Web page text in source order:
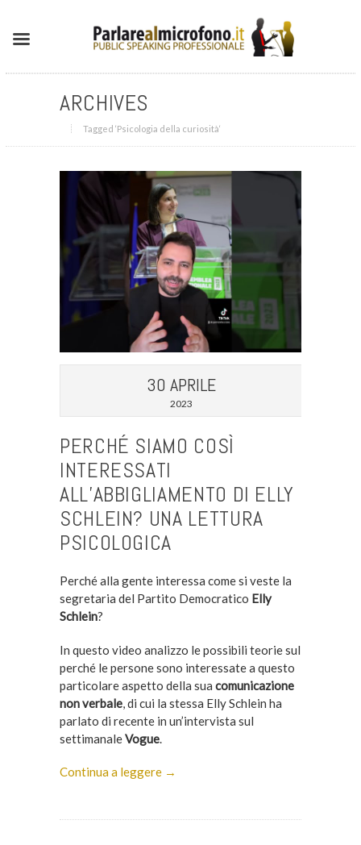
ARCHIVES
Tagged ‘Psicologia della curiosità‘
30 APRILE
2023
PERCHÉ SIAMO COSÌ
INTERESSATI
ALL’ABBIGLIAMENTO DI ELLY
SCHLEIN? UNA LETTURA
PSICOLOGICA
Perché alla gente interessa come si veste la
segretaria del Partito Democratico Elly
Schlein?
In questo video analizzo le possibili teorie sul
perché le persone sono interessate a questo
particolare aspetto della sua comunicazione
non verbale, di cui la stessa Elly Schlein ha
parlato di recente in un’intervista sul
settimanaleVogue.
Continua a leggere →